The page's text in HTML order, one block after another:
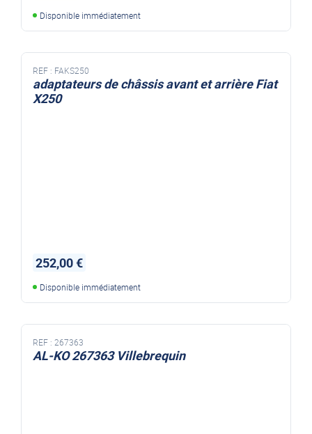
Disponible immédiatement
REF : FAKS250
adaptateurs de châssis avant et arrière Fiat
X250
252,00 €
Disponible immédiatement
REF : 267363
AL-KO 267363 Villebrequin